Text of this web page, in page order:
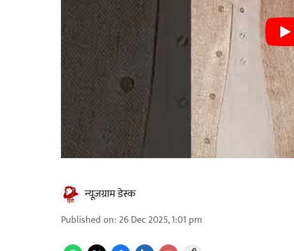
न्यूज़ग्राम डेस्क
Published on: 26 Dec 2025, 1:01 pm